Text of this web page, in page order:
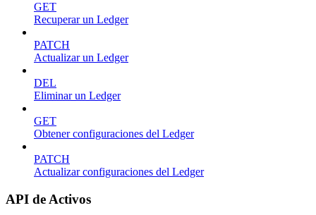
GET
Recuperar un Ledger
PATCH
Actualizar un Ledger
DEL
Eliminar un Ledger
GET
Obtener configuraciones del Ledger
PATCH
Actualizar configuraciones del Ledger
API de Activos